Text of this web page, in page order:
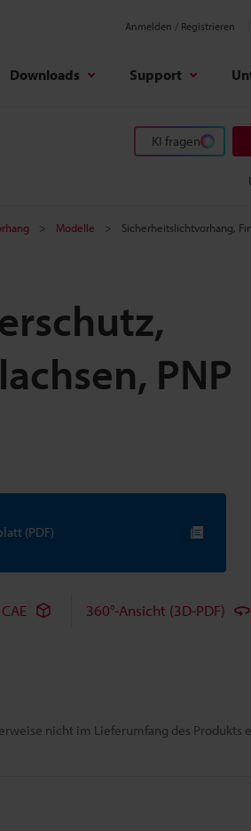
Anmelden / Registrieren
Downloads Support
KI fragen
Modelle Sicherheitslichtvorhang,
PNP
nicht im Lieferumfang des Produkts
(PDF)
360°-Ansicht (3D-PDF)